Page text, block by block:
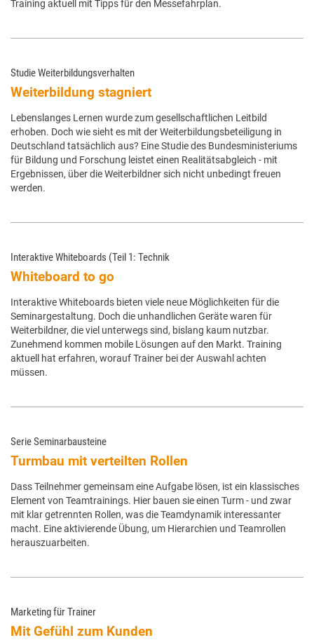
Training aktuell mit Tipps für den Messefahrplan.
Studie Weiterbildungsverhalten
Weiterbildung stagniert
Lebenslanges Lernen wurde zum gesellschaftlichen Leitbild
erhoben. Doch wie sieht es mit der Weiterbildungsbeteiligung in
Deutschland tatsächlich aus? Eine Studie des Bundesministeriums
für Bildung und Forschung leistet einen Realitätsabgleich - mit
Ergebnissen, über die Weiterbildner sich nicht unbedingt freuen
werden.
Interaktive Whiteboards (Teil 1: Technik
Whiteboard to go
Interaktive Whiteboards bieten viele neue Möglichkeiten für die
Seminargestaltung. Doch die unhandlichen Geräte waren für
Weiterbildner, die viel unterwegs sind, bislang kaum nutzbar.
Zunehmend kommen mobile Lösungen auf den Markt. Training
aktuell hat erfahren, worauf Trainer bei der Auswahl achten
müssen.
Serie Seminarbausteine
Turmbau mit verteilten Rollen
Dass Teilnehmer gemeinsam eine Aufgabe lösen, ist ein klassisches
Element von Teamtrainings. Hier bauen sie einen Turm - und zwar
mit klar getrennten Rollen, was die Teamdynamik interessanter
macht. Eine aktivierende Übung, um Hierarchien und Teamrollen
herauszuarbeiten.
Marketing für Trainer
Mit Gefühl zum Kunden